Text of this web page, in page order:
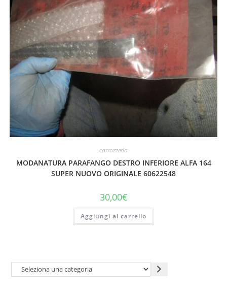
carrozzeria
MODANATURA PARAFANGO DESTRO INFERIORE ALFA 164
SUPER NUOVO ORIGINALE 60622548
30,00€
Aggiungi al carrello
Seleziona